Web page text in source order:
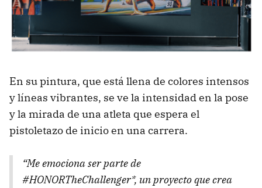
En su pintura, que está llena de colores intensos
y líneas vibrantes, se ve la intensidad en la pose
y la mirada de una atleta que espera el
pistoletazo de inicio en una carrera.
“Me emociona ser parte de
#HONORTheChallenger*, un proyecto que crea